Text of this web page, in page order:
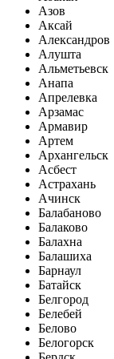
Азов
Аксай
Александров
Алушта
Альметьевск
Анапа
Апрелевка
Арзамас
Армавир
Артем
Архангельск
Асбест
Астрахань
Ачинск
Балабаново
Балаково
Балахна
Балашиха
Барнаул
Батайск
Белгород
Белебей
Белово
Белогорск